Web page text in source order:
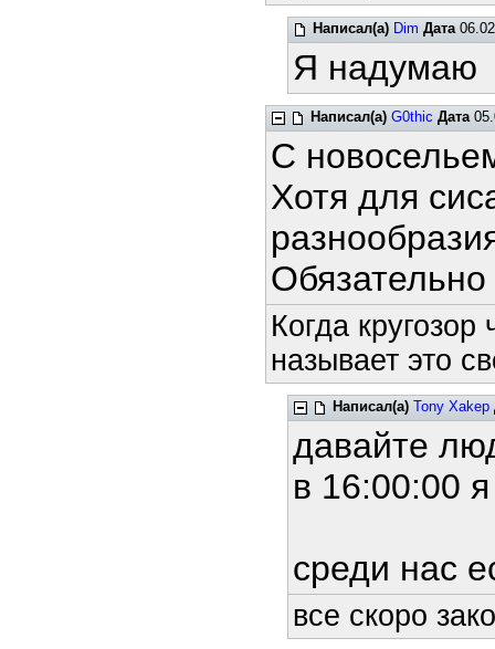
Написал(а) Dim Дата
Я надумаю
Написал(а) G0thic Дата
С
Хотя для
Обязательно
Когда
называет это
Написал(а) Tony Xakep
давайте
в 16:00:00
среди нас
все скоро